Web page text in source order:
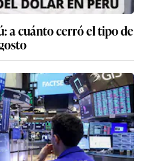
a cuánto cerró el tipo de